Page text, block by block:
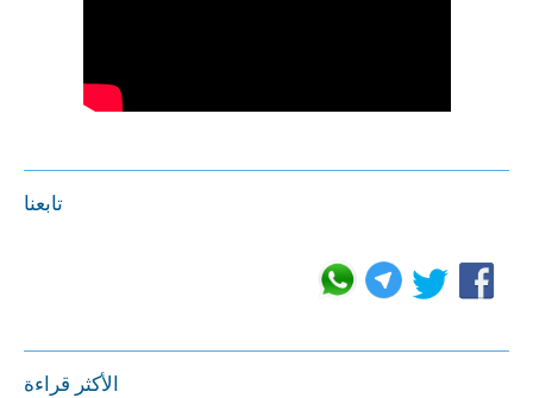
تابعنا
الأكثر قراءة